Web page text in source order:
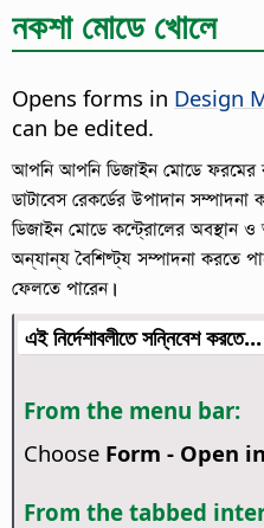
নকশা মোডে খোলে
Opens forms in Design
can be edited.
আপনি আপনি ডিজাইন মোডে ফরমের
ডাটাবেস রেকর্ডের উপাদান
ডিজাইন মোডে কন্ট্রোলের অবস্থান
অন্যান্য বৈশিষ্ট্য সম্পাদনা করতে
ফেলতে পারেন।
এই নির্দেশাবলীতে সন্নিবেশ করতে...
From the menu bar:
Choose Form - Open
From the tabbed